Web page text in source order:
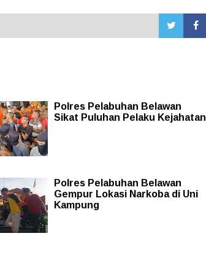
Polres Pelabuhan Belawan
Sikat Puluhan Pelaku Kejahatan
Polres Pelabuhan Belawan
Gempur Lokasi Narkoba di Uni
Kampung